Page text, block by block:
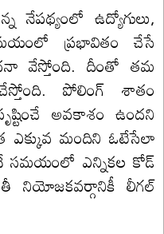
నేపథ్యంలో ఉద్యోగులు,
ప్రభావితం చేసే
వేస్తోంది. దీంతో తమ
చేస్తోంది. పోలింగ్ శాతం
అవకాశం ఉందని
ఎక్కువ మందిని ఓటేసేలా
సమయంలో ఎన్నికల కోడ్
నియోజకవర్గానికీ లీగల్